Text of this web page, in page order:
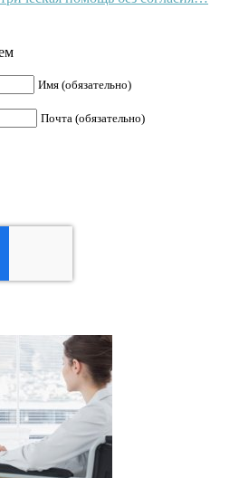
Имя (обязательно)
Почта (обязательно)